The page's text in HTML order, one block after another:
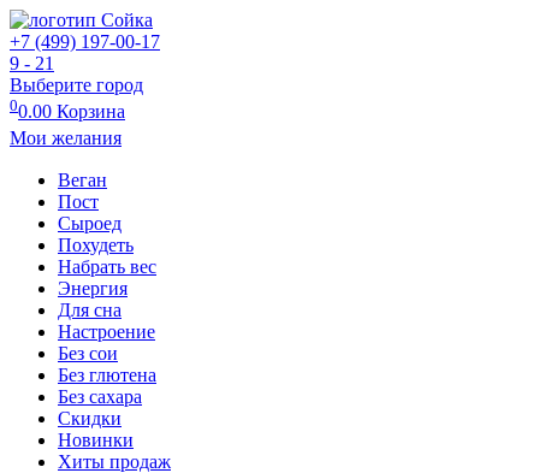
+7 (499) 197-00-17
9 - 21
Выберите город
00.00 Корзина
Мои желания
Веган
Пост
Сыроед
Похудеть
Набрать вес
Энергия
Для сна
Настроение
Без сои
Без глютена
Без сахара
Скидки
Новинки
Хиты продаж